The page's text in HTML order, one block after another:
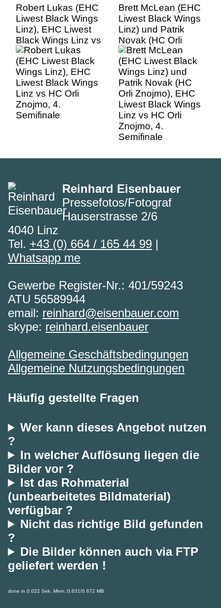
Robert Lukas (EHC
Liwest Black Wings
Linz), EHC Liwest
Black Wings Linz vs
HC Orli Znojmo, 4.
Semifinale
Brett McLean (EHC
Liwest Black Wings
Linz) und Patrik
Novak (HC Orli
Znojmo), EHC
Liwest Black Wings
Linz vs HC Orli
Znojmo, 4.
Semifinale
Reinhard Eisenbauer
Pressefotos/Fotograf
Hauserstrasse 2/6
4040 Linz
Tel. +43 (0) 664 / 165 44 99 |
Whatsapp me
Gewerbe Register-Nr.: 401/59243
ATU 56589944
email: reinhard@eisenbauer.com
skype: reinhard.eisenbauer
Allgemeine Geschäftsbedingungen
Allgemeine Nutzungsbedingungen
Häufig gestellte Fragen
Wer kann dieses Angebot nutzen
?
In welcher Auflösung liegen die
Bilder vor ?
Ist das Rohmaterial
(unbearbeitetes Bildmaterial)
verfügbar ?
Nicht das richtige Bild gefunden
?
Die Bilder können auch via FTP
geliefert werden !
done in 0.022 Sek. Mem.:0.631/0.672 MB